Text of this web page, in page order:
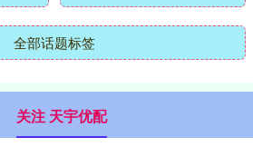
全部话题标签
关注 天宇优配